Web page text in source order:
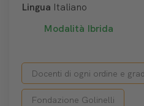
Lingua Italiano
Modalità Ibrida
Docenti di ogni ordine e
Fondazione Golinelli